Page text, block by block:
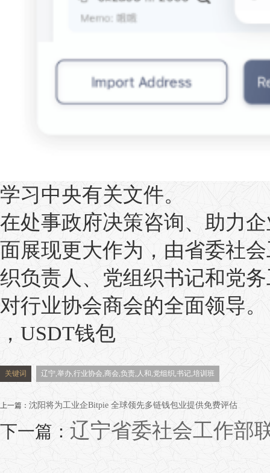
学习中央有关文件。
在处事政府决策咨询、助力
面展现更大作为，由省委社
织负责人、党组织书记和党
对行业协会商会的全面领导。
，USDT钱包
关键词 辽宁,举办,行业协会,商会,负责,人和,党组织,书记,培训班
上一篇： 沈阳将为工业企Bitpie 全球领先多链钱包业提供免费评估
下一篇： 辽宁省委社会工作部